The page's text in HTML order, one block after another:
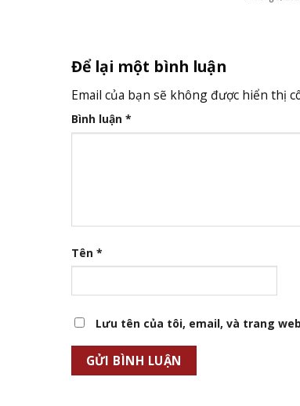
Để lại một bình luận
Email của bạn sẽ không được hiển thị
Bình luận *
Tên *
Lưu tên của tôi, email, và trang